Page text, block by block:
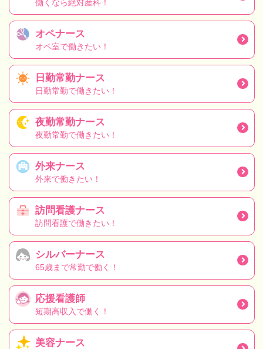
働くなら絶対産科！
オペナース
オペ室で働きたい！
日勤常勤ナース
日勤常勤で働きたい！
夜勤常勤ナース
夜勤常勤で働きたい！
外来ナース
外来で働きたい！
訪問看護ナース
訪問看護で働きたい！
シルバーナース
65歳まで常勤で働く！
応援看護師
短期高収入で働く！
美容ナース